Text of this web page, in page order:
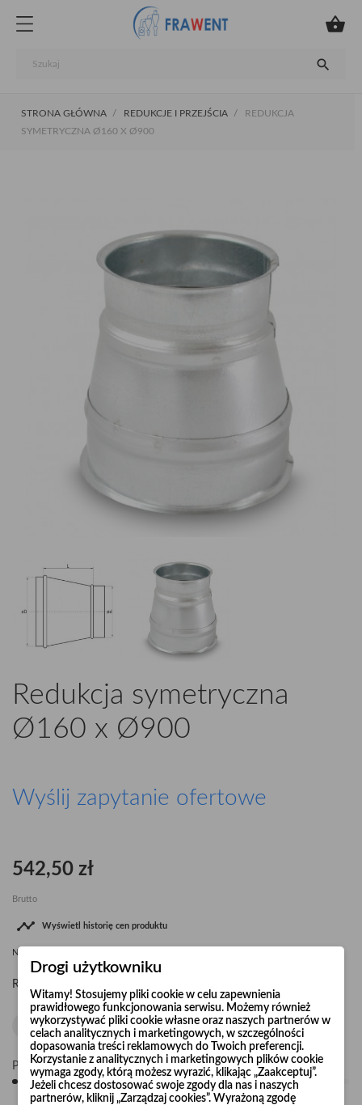


STRONA GŁÓWNA REDUKCJE I PRZEJŚCIA
REDUKCJA
SYMETRYCZNA Ø160 X Ø900
Redukcja symetryczna
Ø160 x Ø900
Wyślij zapytanie ofertowe
542,50 zł
Brutto
 Wyświetl historię cen produktu
Najniższa cena
Redukcja symetryczna Ø160 x Ø900.
Pośpiesz się! Tylko20sztuk w magazynie
Drogi użytkowniku
Witamy! Stosujemy pliki cookie w celu zapewnienia
prawidłowego funkcjonowania serwisu. Możemy również
wykorzystywać pliki cookie własne oraz naszych partnerów w
celach analitycznych i marketingowych, w szczególności
dopasowania treści reklamowych do Twoich preferencji.
Korzystanie z analitycznych i marketingowych plików cookie
wymaga zgody, którą możesz wyrazić, klikając „Zaakceptuj”.
Jeżeli chcesz dostosować swoje zgody dla nas i naszych
partnerów, kliknij „Zarządzaj cookies”. Wyrażoną zgodę